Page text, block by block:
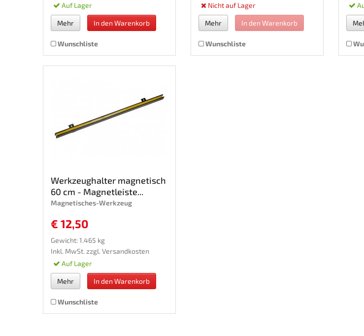
Auf Lager
Mehr In den Warenkorb
Wunschliste
Nicht auf Lager
Mehr In den Warenkorb
Wunschliste
Werkzeughalter magnetisch
60 cm - Magnetleiste...
Magnetisches-Werkzeug
€ 12,50
Gewicht: 1.465 kg
Inkl. MwSt. zzgl. Versandkosten
Auf Lager
Mehr In den Warenkorb
Wunschliste